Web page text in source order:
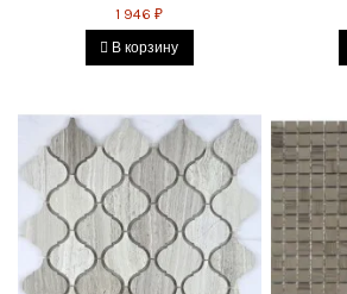
1 946 ₽
В корзину